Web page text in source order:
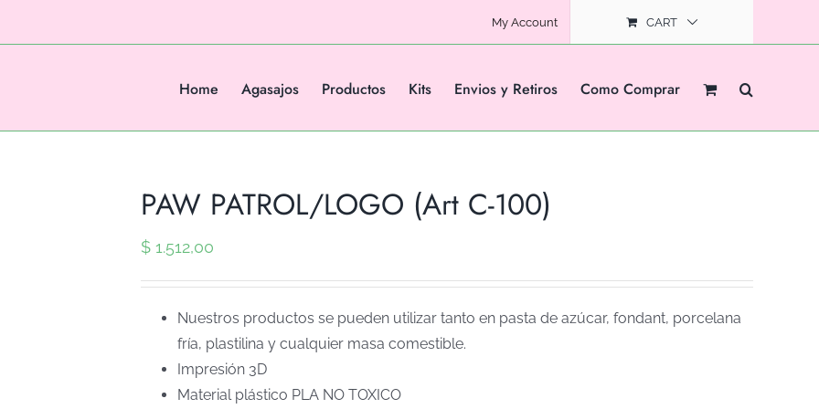
My Account CART
Home Agasajos Productos Kits Envios y Retiros Como Comprar
PAW PATROL/LOGO (Art C-100)
$ 1.512,00
Nuestros productos se pueden utilizar tanto en pasta de azúcar, fondant, porcelana
fría, plastilina y cualquier masa comestible.
Impresión 3D
Material plástico PLA NO TOXICO